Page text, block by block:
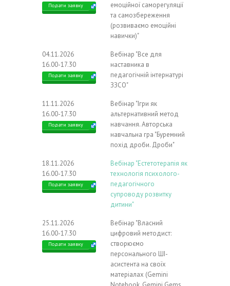
Подати заявку
емоційної саморегуляції
та самозбереження
(розвиваємо емоційні
навички)"
04.11.2026
16.00-17.30
Подати заявку
Вебінар "Все для
наставника в
педагогічній інтернатурі
ЗЗСО"
11.11.2026
16.00-17.30
Подати заявку
Вебінар "Ігри як
альтернативний метод
навчання. Авторська
навчальна гра "Буремний
похід дроби. Дроби"
18.11.2026
16.00-17.30
Подати заявку
Вебінар "Естетотерапія як
технологія психолого-
педагогічного
супроводу розвитку
дитини"
25.11.2026
16.00-17.30
Подати заявку
Вебінар "Власний
цифровий методист:
створюємо
персонального ШІ-
асистента на своїх
матеріалах (Gemini